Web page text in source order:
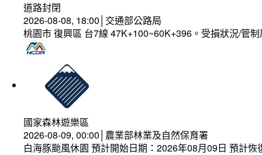
道路封閉
2026-08-08, 18:00│交通部公路局
桃園市 復興區 台7線 47K+100~60K+396。受損狀況/管
國家森林遊樂區
2026-08-09, 00:00│農業部林業及自然保育署
白海豚颱風休園 預計開始日期：2026年08月09日 預計